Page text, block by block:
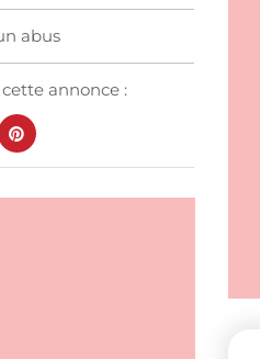
abus
annonce :